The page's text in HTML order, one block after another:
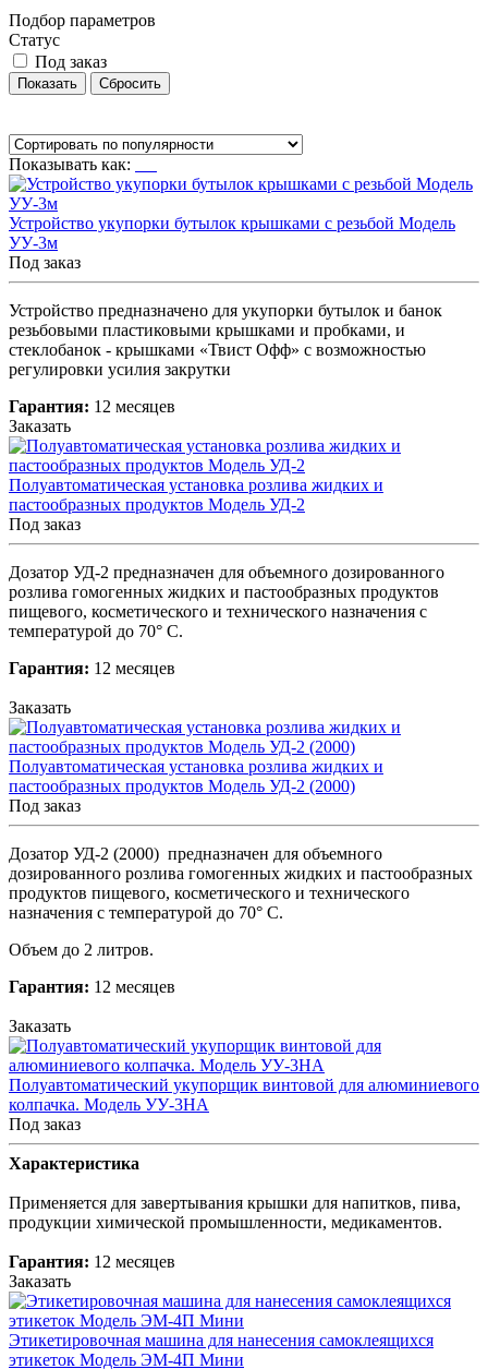
Подбор параметров
Статус
Под заказ
Показывать как:
Устройство укупорки бутылок крышками с резьбой Модель
УУ-3м
Под заказ
Устройство предназначено для укупорки бутылок и банок
резьбовыми пластиковыми крышками и пробками, и
стеклобанок - крышками «Твист Офф» с возможностью
регулировки усилия закрутки
Гарантия: 12 месяцев
Заказать
Полуавтоматическая установка розлива жидких и
пастообразных продуктов Модель УД-2
Под заказ
Дозатор УД-2 предназначен для объемного дозированного
розлива гомогенных жидких и пастообразных продуктов
пищевого, косметического и технического назначения с
температурой до 70° С.
Гарантия: 12 месяцев
Заказать
Полуавтоматическая установка розлива жидких и
пастообразных продуктов Модель УД-2 (2000)
Под заказ
Дозатор УД-2 (2000) предназначен для объемного
дозированного розлива гомогенных жидких и пастообразных
продуктов пищевого, косметического и технического
назначения с температурой до 70° С.
Объем до 2 литров.
Гарантия: 12 месяцев
Заказать
Полуавтоматический укупорщик винтовой для алюминиевого
колпачка. Модель УУ-3НА
Под заказ
Характеристика
Применяется для завертывания крышки для напитков, пива,
продукции химической промышленности, медикаментов.
Гарантия: 12 месяцев
Заказать
Этикетировочная машина для нанесения самоклеящихся
этикеток Модель ЭМ-4П Мини